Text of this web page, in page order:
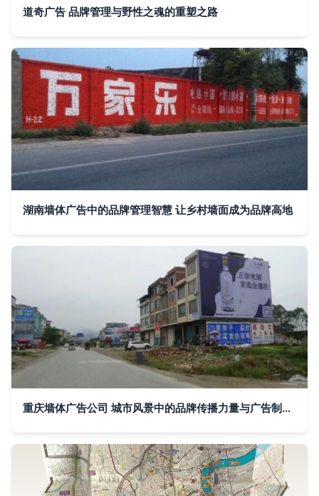
道奇广告 品牌管理与野性之魂的重塑之路
湖南墙体广告中的品牌管理智慧 让乡村墙面成为品牌高地
重庆墙体广告公司 城市风景中的品牌传播力量与广告制作艺术